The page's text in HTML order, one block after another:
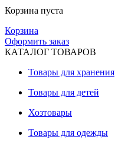
Корзина пуста
Корзина
Оформить заказ
КАТАЛОГ ТОВАРОВ
Товары для хранения
Товары для детей
Хозтовары
Товары для одежды